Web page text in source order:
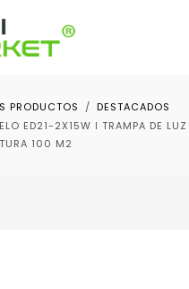
PRODUCTOS
DESTACADOS
ED21-2X15W ǀ TRAMPA DE
100 M2